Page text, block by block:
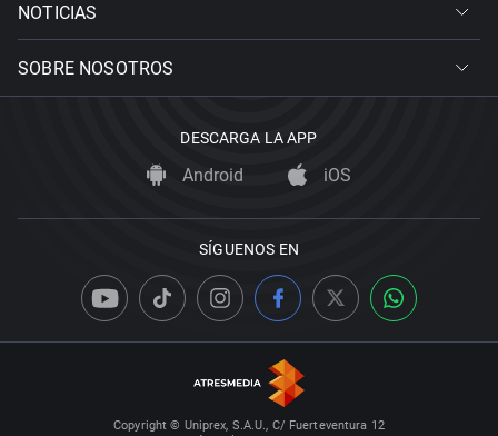
NOTICIAS
SOBRE NOSOTROS
DESCARGA LA APP
Android iOS
SÍGUENOS EN
Copyright © Uniprex, S.A.U., C/ Fuerteventura 12